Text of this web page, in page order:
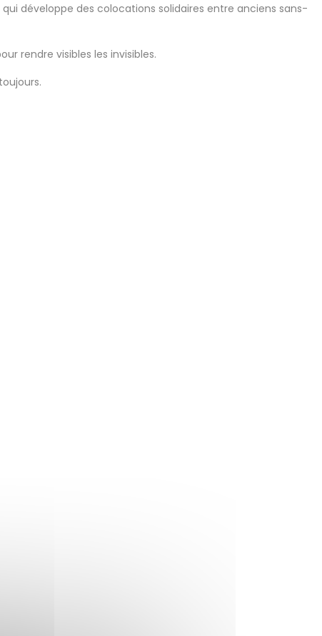
qui développe des colocations solidaires entre anciens sans-
rendre visibles les invisibles.